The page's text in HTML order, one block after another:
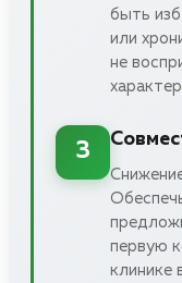
быть
или
не
3
первую
клинике